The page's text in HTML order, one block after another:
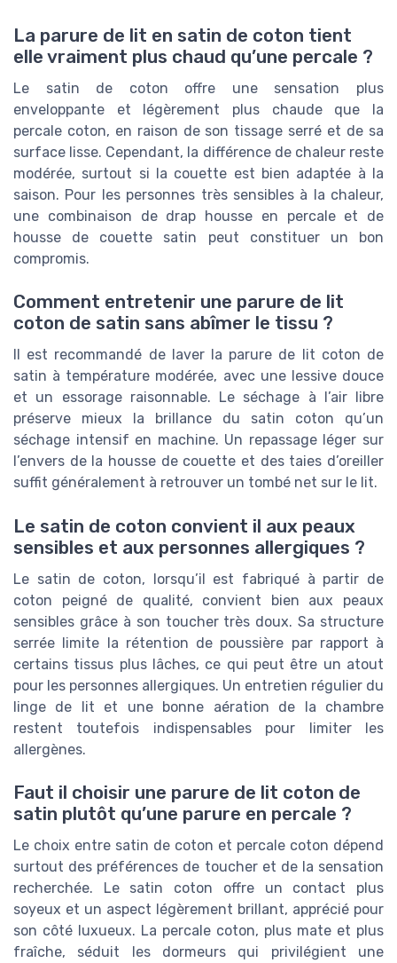
La parure de lit en satin de coton tient
elle vraiment plus chaud qu’une percale ?
Le satin de coton offre une sensation plus
enveloppante et légèrement plus chaude que la
percale coton, en raison de son tissage serré et de sa
surface lisse. Cependant, la différence de chaleur reste
modérée, surtout si la couette est bien adaptée à la
saison. Pour les personnes très sensibles à la chaleur,
une combinaison de drap housse en percale et de
housse de couette satin peut constituer un bon
compromis.
Comment entretenir une parure de lit
coton de satin sans abîmer le tissu ?
Il est recommandé de laver la parure de lit coton de
satin à température modérée, avec une lessive douce
et un essorage raisonnable. Le séchage à l’air libre
préserve mieux la brillance du satin coton qu’un
séchage intensif en machine. Un repassage léger sur
l’envers de la housse de couette et des taies d’oreiller
suffit généralement à retrouver un tombé net sur le lit.
Le satin de coton convient il aux peaux
sensibles et aux personnes allergiques ?
Le satin de coton, lorsqu’il est fabriqué à partir de
coton peigné de qualité, convient bien aux peaux
sensibles grâce à son toucher très doux. Sa structure
serrée limite la rétention de poussière par rapport à
certains tissus plus lâches, ce qui peut être un atout
pour les personnes allergiques. Un entretien régulier du
linge de lit et une bonne aération de la chambre
restent toutefois indispensables pour limiter les
allergènes.
Faut il choisir une parure de lit coton de
satin plutôt qu’une parure en percale ?
Le choix entre satin de coton et percale coton dépend
surtout des préférences de toucher et de la sensation
recherchée. Le satin coton offre un contact plus
soyeux et un aspect légèrement brillant, apprécié pour
son côté luxueux. La percale coton, plus mate et plus
fraîche, séduit les dormeurs qui privilégient une